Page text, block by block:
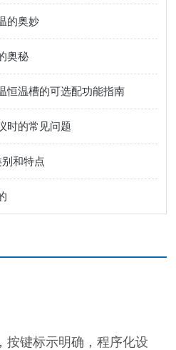
的奥妙
奥秘
恒温槽的可选配功能指南
时的常见问题
别和特点
按键标示明确，程序化设